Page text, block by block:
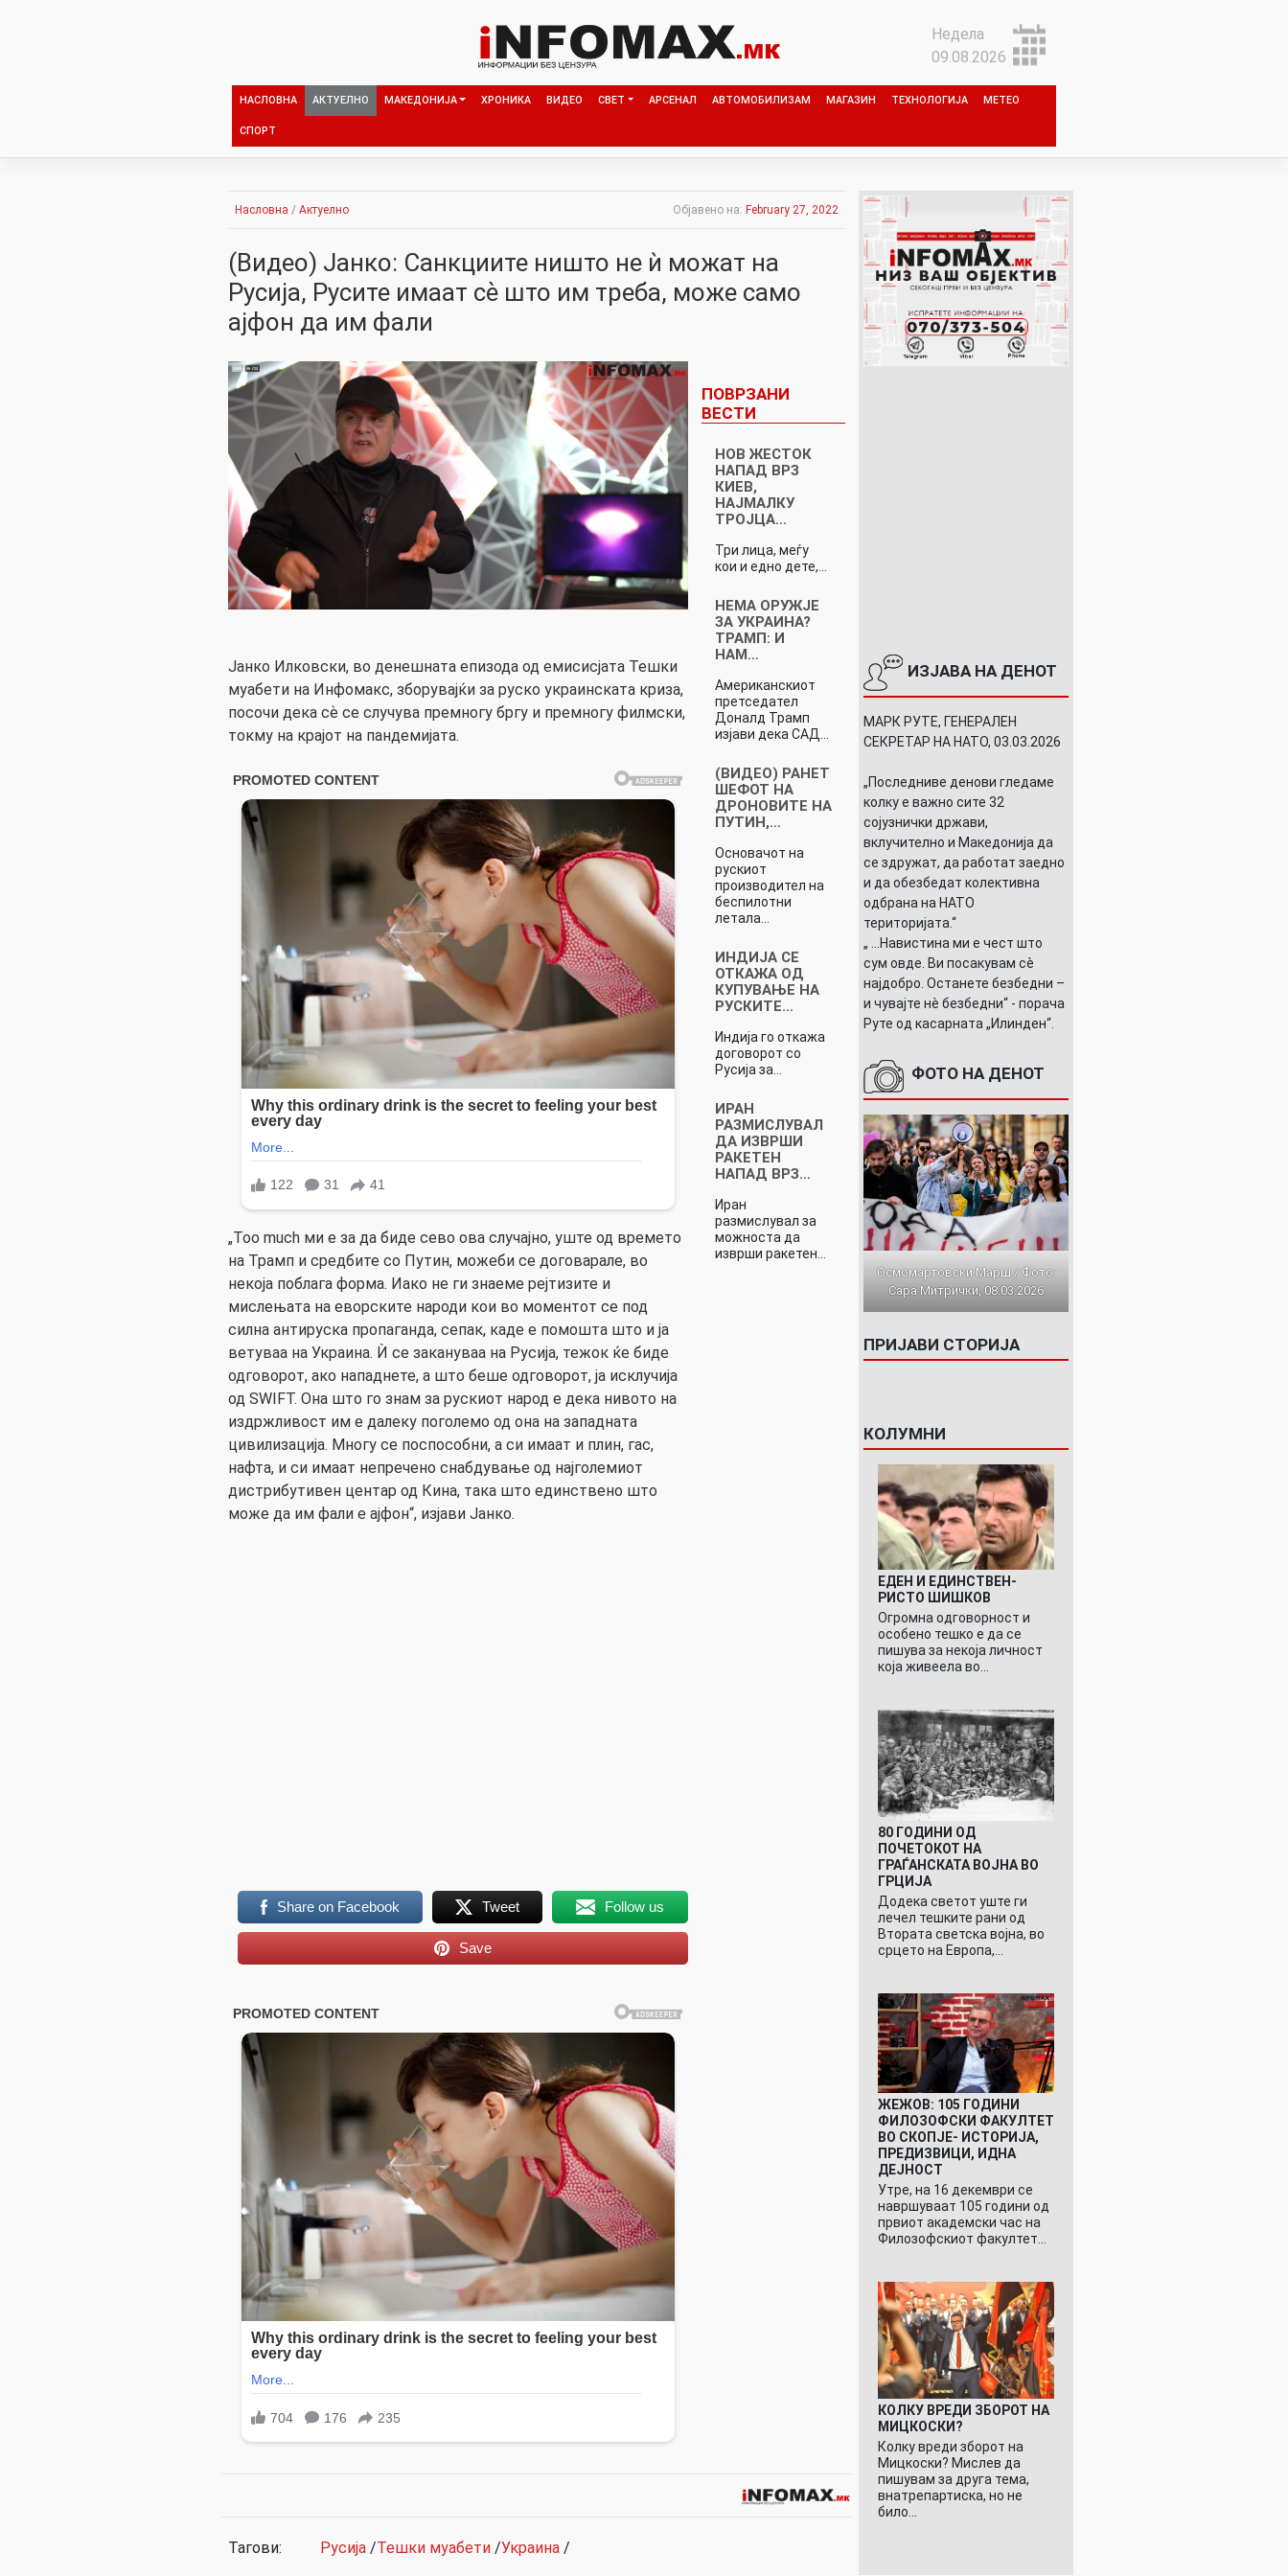
Недела
09.08.2026
НАСЛОВНА АКТУЕЛНО МАКЕДОНИЈА ХРОНИКА ВИДЕО СВЕТ АРСЕНАЛ АВТОМОБИЛИЗАМ МАГАЗИН ТЕХНОЛОГИЈА МЕТЕО
СПОРТ
Насловна / Актуелно Објавено на: February 27, 2022
(Видео) Јанко: Сaнкциите ништо не ѝ можат на
Русија, Русите имаат сѐ што им треба, може само
ајфон да им фали
Јанко Илковски, во денешната епизода од емисисјата Тешки
муабети на Инфомакс, зборувајќи за руско украинската криза,
посочи дека сѐ се случува премногу бргу и премногу филмски,
токму на крајот на пандемијата.
„Too much ми е за да биде сево ова случајно, уште од времето
на Трамп и средбите со Путин, можеби се договарале, во
некоја поблага форма. Иако не ги знаеме рејтизите и
мислењата на еворските народи кои во моментот се под
силна антируска пропаганда, сепак, каде е помошта што и ја
ветуваа на Украина. Ѝ се закануваа на Русија, тежок ќе биде
одговорот, ако нападнете, а што беше одговорот, ја исклучија
од SWIFT. Она што го знам за рускиот народ е дека нивото на
издржливост им е далеку поголемо од она на западната
цивилизација. Многу се поспособни, а си имаат и плин, гас,
нафта, и си имаат непречено снабдување од најголемиот
дистрибутивен центар од Кина, така што единствено што
може да им фали е ајфон“, изјави Јанко.
Share on Facebook Tweet Follow us
Save
ПОВРЗАНИ
ВЕСТИ
НОВ ЖЕСТОК
НАПАД ВРЗ
КИЕВ,
НАЈМАЛКУ
ТРОЈЦА…
Три лица, меѓу
кои и едно дете,…
НЕМА ОРУЖЈЕ
ЗА УКРАИНА?
ТРАМП: И
НАМ…
Американскиот
претседател
Доналд Трамп
изјави дека САД…
(ВИДЕО) РАНЕТ
ШЕФОТ НА
ДРОНОВИТЕ НА
ПУТИН,…
Основачот на
рускиот
производител на
беспилотни
летала…
ИНДИЈА СЕ
ОТКАЖА ОД
КУПУВАЊЕ НА
РУСКИТЕ…
Индија го откажа
договорот со
Русија за…
ИРАН
РАЗМИСЛУВАЛ
ДА ИЗВРШИ
РАКЕТЕН
НАПАД ВРЗ…
Иран
размислувал за
можноста да
изврши ракетен…
Тагови: Русија /Тешки муабети /Украина /
ИЗЈАВА НА ДЕНОТ
МАРК РУТЕ, ГЕНЕРАЛЕН
СЕКРЕТАР НА НАТО, 03.03.2026
„Последниве денови гледаме
колку е важно сите 32
сојузнички држави,
вклучително и Македонија да
се здружат, да работат заедно
и да обезбедат колективна
одбрана на НАТО
територијата.“
„ ...Навистина ми е чест што
сум овде. Ви посакувам сè
најдобро. Останете безбедни –
и чувајте нè безбедни“ - порача
Руте од касарната „Илинден“.
ФОТО НА ДЕНОТ
Осмомартовски Марш / Фото:
Сара Митрички, 08.03.2026
ПРИЈАВИ СТОРИЈА
КОЛУМНИ
ЕДЕН И ЕДИНСТВЕН-
РИСТО ШИШКОВ
Огромна одговорност и
особено тешко е да се
пишува за некоја личност
која живеела во…
80 ГОДИНИ ОД
ПОЧЕТОКОТ НА
ГРАЃАНСКАТА ВОЈНА ВО
ГРЦИЈА
Додека светот уште ги
лечел тешките рани од
Втората светска војна, во
срцето на Европа,…
ЖЕЖОВ: 105 ГОДИНИ
ФИЛОЗОФСКИ ФАКУЛТЕТ
ВО СКОПЈЕ- ИСТОРИЈА,
ПРЕДИЗВИЦИ, ИДНА
ДЕЈНОСТ
Утре, на 16 декември се
навршуваат 105 години од
првиот академски час на
Филозофскиот факултет…
КОЛКУ ВРЕДИ ЗБОРОТ НА
МИЦКОСКИ?
Колку вреди зборот на
Мицкоски? Мислев да
пишувам за друга тема,
внатрепартиска, но не
било…